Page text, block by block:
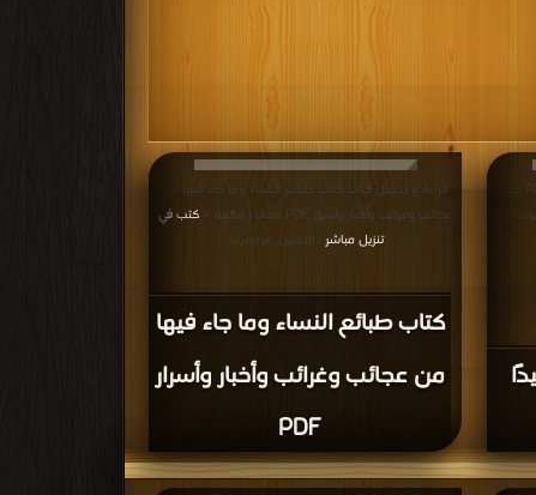
كتاب طبائع النساء وما جاء فيها
من عجائب وغرائب وأخبار وأسرار
PDF
قراءة و تحميل كتاب كتاب طبائع النساء وما جاء فيها من
عجائب وغرائب وأخبار وأسرار PDF مجانا | مكتبة >
كتب في
تنزيل مباشر | التحميل : مرة/مرات
قراءة و تحميل كتاب كتاب الانتظار يجعلك سعيدًا PDF مجانا |